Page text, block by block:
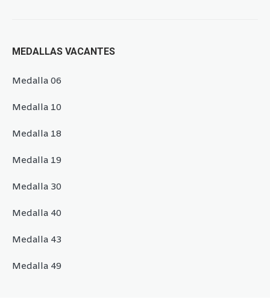
MEDALLAS VACANTES
Medalla 06
Medalla 10
Medalla 18
Medalla 19
Medalla 30
Medalla 40
Medalla 43
Medalla 49